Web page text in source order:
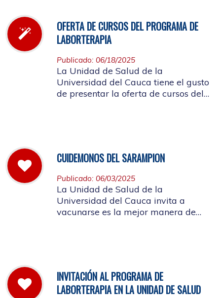
OFERTA DE CURSOS DEL PROGRAMA DE
LABORTERAPIA
Publicado: 06/18/2025
La Unidad de Salud de la
Universidad del Cauca tiene el gusto
de presentar la oferta de cursos del
CUIDEMONOS DEL SARAMPION
Publicado: 06/03/2025
La Unidad de Salud de la
Universidad del Cauca invita a
vacunarse es la mejor manera de
INVITACIÓN AL PROGRAMA DE
LABORTERAPIA EN LA UNIDAD DE SALUD